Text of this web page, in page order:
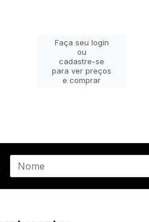
Faça seu login
ou
cadastre-se
para ver preços
e comprar